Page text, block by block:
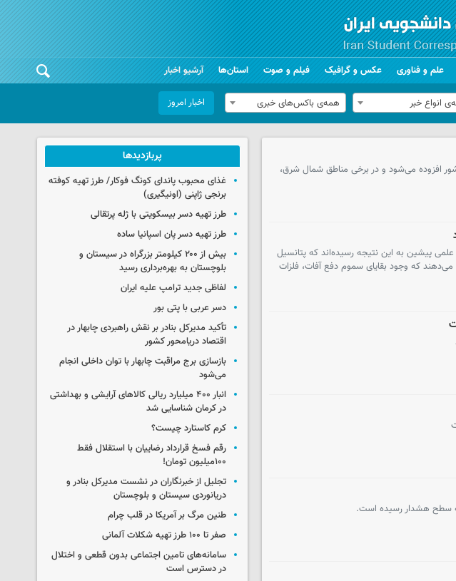
علم و فناوری عکس و گرافیک فیلم و صوت استان‌ها آرشیو اخبار
انواع خبر همه‌ی باکس‌های خبری اخبار امروز
در نوار شمالی کشور افزوده می‌شود و در برخی مناطق شمال شرق،
پیشین به این نتیجه رسیده‌اند که پتانسیل
که وجود بقایای سموم دفع آفات، فلزات
سطح هشدار رسیده است.
پربازدیدها
غذای محبوب پاندای کونگ فوکار/ طرز تهیه کوفته
برنجی ژاپنی (اونیگیری)
طرز تهیه دسر بیسکویتی با ژله پرتقالی
طرز تهیه دسر پان اسپانیا ساده
بیش از ۲۰۰ کیلومتر بزرگراه در سیستان و
بلوچستان به بهره‌برداری رسید
لفاظی جدید ترامپ علیه ایران
دسر عربی با پتی بور
تأکید مدیرکل بنادر بر نقش راهبردی چابهار در
اقتصاد دریامحور کشور
بازسازی برج مراقبت چابهار با توان داخلی انجام
می‌شود
انبار ۴۰۰ میلیارد ریالی کالاهای آرایشی و بهداشتی
در کرمان شناسایی شد
کرم کاستارد چیست؟
رقم فسخ قرارداد رضاییان با استقلال فقط
۱۰۰میلیون تومان!
تجلیل از خبرنگاران در نشست مدیرکل بنادر و
دریانوردی سیستان و بلوچستان
طنین مرگ بر آمریکا در قلب چرام
صفر تا ۱۰۰ طرز تهیه شکلات آلمانی
سامانه‌های تامین اجتماعی بدون قطعی و اختلال
در دسترس است